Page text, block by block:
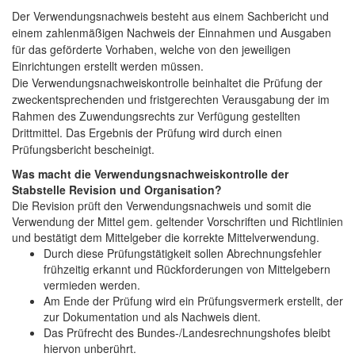
Der Verwendungsnachweis besteht aus einem Sachbericht und
einem zahlenmäßigen Nachweis der Einnahmen und Ausgaben
für das geförderte Vorhaben, welche von den jeweiligen
Einrichtungen erstellt werden müssen.
Die Verwendungsnachweiskontrolle beinhaltet die Prüfung der
zweckentsprechenden und fristgerechten Verausgabung der im
Rahmen des Zuwendungsrechts zur Verfügung gestellten
Drittmittel. Das Ergebnis der Prüfung wird durch einen
Prüfungsbericht bescheinigt.
Was macht die Verwendungsnachweiskontrolle der
Stabstelle Revision und Organisation?
Die Revision prüft den Verwendungsnachweis und somit die
Verwendung der Mittel gem. geltender Vorschriften und Richtlinien
und bestätigt dem Mittelgeber die korrekte Mittelverwendung.
Durch diese Prüfungstätigkeit sollen Abrechnungsfehler
frühzeitig erkannt und Rückforderungen von Mittelgebern
vermieden werden.
Am Ende der Prüfung wird ein Prüfungsvermerk erstellt, der
zur Dokumentation und als Nachweis dient.
Das Prüfrecht des Bundes-/Landesrechnungshofes bleibt
hiervon unberührt.